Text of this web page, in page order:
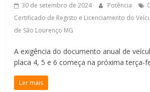
30 de setembro de 2024 Potência
Certificado de Registo e Licenciamento do
de São Lourenço MG
A exigência do documento anual de
placa 4, 5 e 6 começa na próxima terça-
Ler mais